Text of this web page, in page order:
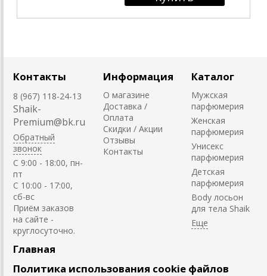
Контакты
8 (967) 118-24-13
Shaik-
Premium@bk.ru
Обратный
звонок
C 9:00 - 18:00, пн-
пт
С 10:00 - 17:00,
сб-вс
Приём заказов
на сайте -
круглосуточно.
Информация
О магазине
Доставка /
Оплата
Скидки / Акции
Отзывы
Контакты
Каталог
Мужская
парфюмерия
Женская
парфюмерия
Унисекс
парфюмерия
Детская
парфюмерия
Body лосьон
для тела Shaik
Главная
Политика использования cookie файлов